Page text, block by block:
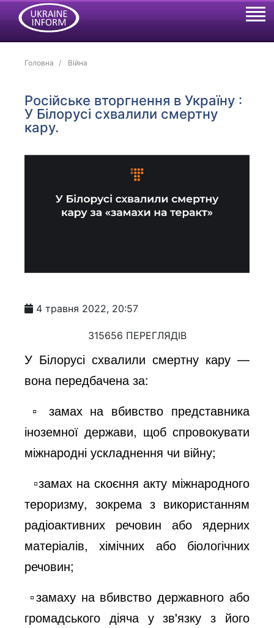
Головна Війна
Російське вторгнення в Україну :
У Білорусі схвалили смертну
кару.
4 травня 2022, 20:57
315656 ПЕРЕГЛЯДІВ
У Білорусі схвалили смертну кару —
вона передбачена за:
▫️ замах на вбивство представника
іноземної держави, щоб спровокувати
міжнародні ускладнення чи війну;
▫️замах на скоєння акту міжнародного
тероризму, зокрема з використанням
радіоактивних речовин або ядерних
матеріалів, хімічних або біологічних
речовин;
▫️замаху на вбивство державного або
громадського діяча у зв'язку з його